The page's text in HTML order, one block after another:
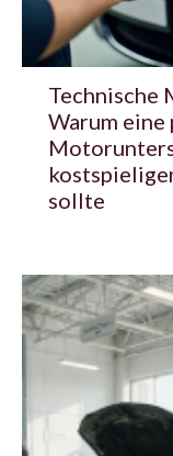
Technische
Warum
sollte